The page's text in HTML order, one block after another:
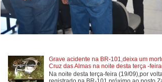
Grave acidente na BR-101,deixa um
Cruz das Almas na noite desta terça -
Na noite desta terça-feira (19/09),por